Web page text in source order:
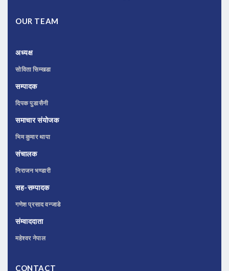
OUR TEAM
अध्यक्ष
सोविता सिम्खडा
सम्पादक
दिपक पुडासैनी
समाचार संयोजक
भिम कुमार थापा
संचालक
निराजन भण्डारी
सह-सम्पादक
गणेश प्रसाद वन्जाडे
संम्वाददाता
महेश्वर नेपाल
CONTACT